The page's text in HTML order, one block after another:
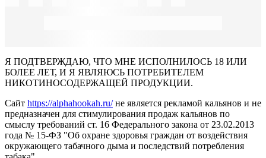
Я ПОДТВЕРЖДАЮ, ЧТО МНЕ ИСПОЛНИЛОСЬ 18 ИЛИ
БОЛЕЕ ЛЕТ, И Я ЯВЛЯЮСЬ ПОТРЕБИТЕЛЕМ
НИКОТИНОСОДЕРЖАЩЕЙ ПРОДУКЦИИ.
Сайт https://alphahookah.ru/не является рекламой кальянов и не
предназначен для стимулирования продаж кальянов по
смыслу требований ст. 16 Федерального закона от 23.02.2013
года № 15-ФЗ "Об охране здоровья граждан от воздействия
окружающего табачного дыма и последствий потребления